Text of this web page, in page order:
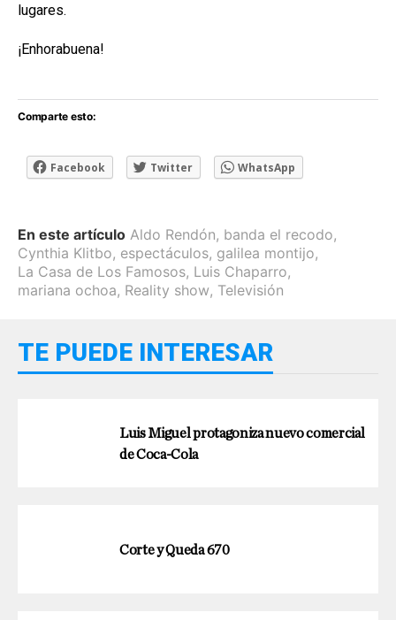
lugares.
¡Enhorabuena!
Comparte esto:
Facebook Twitter WhatsApp
En este artículo Aldo Rendón, banda el recodo,
Cynthia Klitbo, espectáculos, galilea montijo,
La Casa de Los Famosos, Luis Chaparro,
mariana ochoa, Reality show, Televisión
TE PUEDE INTERESAR
Luis Miguel protagoniza nuevo comercial
de Coca-Cola
Corte y Queda 670